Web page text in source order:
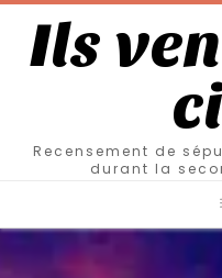
Ils
Recensement de
durant la